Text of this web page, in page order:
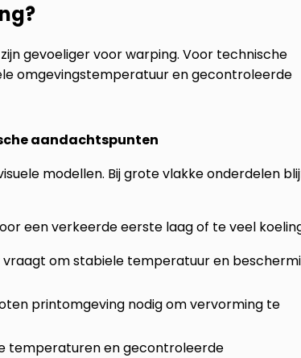
gevoeliger voor warping. Voor technische
omgevingstemperatuur en gecontroleerde
aandachtspunten
modellen. Bij grote vlakke onderdelen
een verkeerde eerste laag of te veel
om stabiele temperatuur en
printomgeving nodig om vervorming te
temperaturen en gecontroleerde